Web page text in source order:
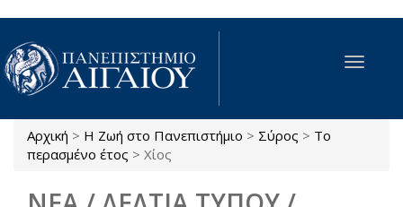
Παράκαμψη προς το κυρίως περιεχόμενο
Toggle
Είστε εδώ
Αρχική > Η Ζωή στο Πανεπιστήμιο > Σύρος > Το
περασμένο έτος > Χίος